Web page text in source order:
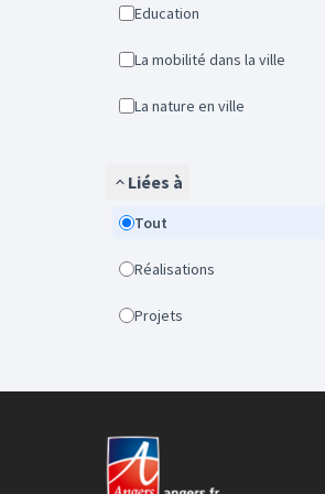
Education
La mobilité dans la ville
La nature en ville
Liées à
Tout
Réalisations
Projets